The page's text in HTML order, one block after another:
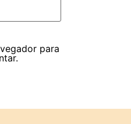
para